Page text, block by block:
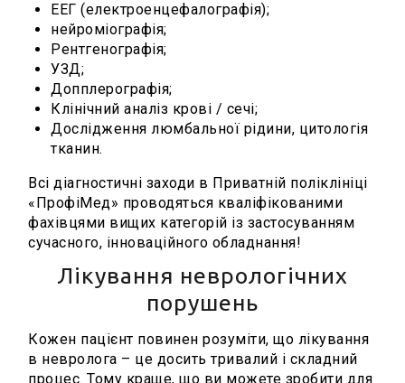
ЕЕГ (електроенцефалографія);
нейроміографія;
Рентгенографія;
УЗД;
Допплерографія;
Клінічний аналіз крові / сечі;
Дослідження люмбальної рідини, цитологія
тканин.
Всі діагностичні заходи в Приватній поліклініці
«ПрофіМед» проводяться кваліфікованими
фахівцями вищих категорій із застосуванням
сучасного, інноваційного обладнання!
Лікування неврологічних
порушень
Кожен пацієнт повинен розуміти, що лікування
в невролога – це досить тривалий і складний
процес. Тому краще, що ви можете зробити для